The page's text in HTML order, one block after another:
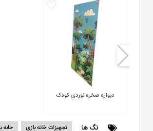
دیواره صخره نوردی کودک
تگ ها تجهیزات خانه بازی خانه